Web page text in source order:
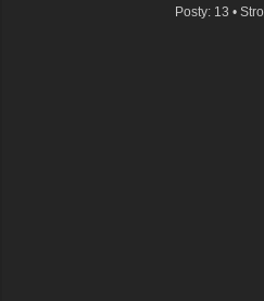
Posty: 13 •